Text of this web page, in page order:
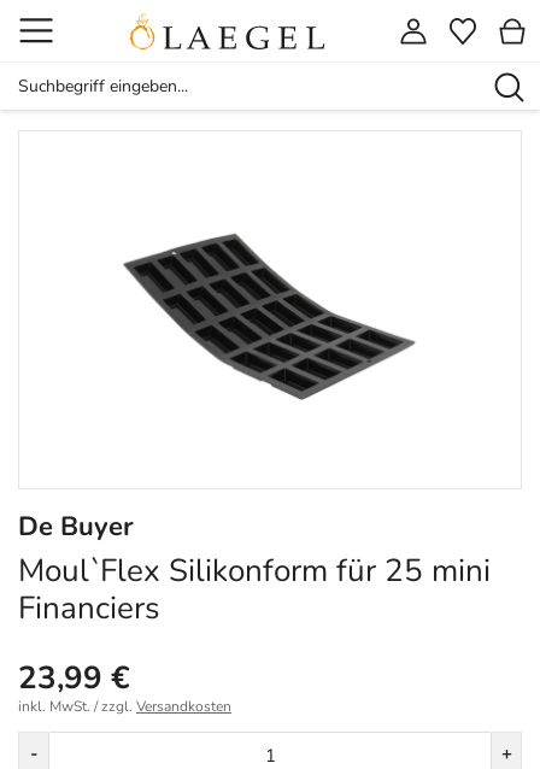
De Buyer
Moul`Flex Silikonform für 25 mini
Financiers
23,99 €
inkl. MwSt. / zzgl. Versandkosten
- +